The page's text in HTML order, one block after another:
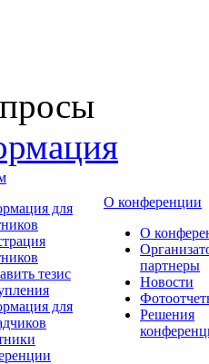
для
тезис
для
О конференции
О
партнеры
Новости
Решения